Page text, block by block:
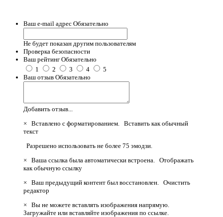
Ваш e-mail адрес Обязательно
Не будет показан другим пользователям
Проверка безопасности
Ваш рейтинг Обязательно
1
2 3 4
5
Ваш отзыв Обязательно
Добавить отзыв...
× Вставлено с форматированием. Вставить как обычный
текст
Разрешено использовать не более 75 эмодзи.
× Ваша ссылка была автоматически встроена. Отображать
как обычную ссылку
× Ваш предыдущий контент был восстановлен. Очистить
редактор
× Вы не можете вставлять изображения напрямую.
Загружайте или вставляйте изображения по ссылке.